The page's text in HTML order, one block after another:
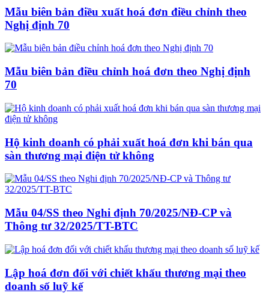
Mẫu biên bản điều xuất hoá đơn điều chỉnh theo
Nghị định 70
Mẫu biên bản điều chỉnh hoá đơn theo Nghị định
70
Hộ kinh doanh có phải xuất hoá đơn khi bán qua
sàn thương mại điện tử không
Mẫu 04/SS theo Nghi định 70/2025/NĐ-CP và
Thông tư 32/2025/TT-BTC
Lập hoá đơn đối với chiết khấu thương mại theo
doanh số luỹ kế